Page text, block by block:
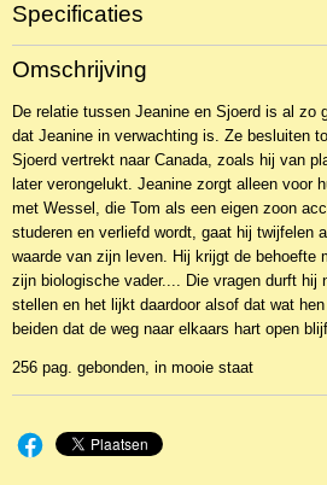
Specificaties
Productcode
NBKAb-4698
EAN code
9789055514175
Omschrijving
De relatie tussen Jeanine en Sjoerd is al zo
dat Jeanine in verwachting is. Ze besluiten
Sjoerd vertrekt naar Canada, zoals hij van
later verongelukt. Jeanine zorgt alleen voor
met Wessel, die Tom als een eigen zoon
studeren en verliefd wordt, gaat hij twijfelen
waarde van zijn leven. Hij krijgt de behoefte
zijn biologische vader.... Die vragen durft hij
stellen en het lijkt daardoor alsof dat wat
beiden dat de weg naar elkaars hart open
256 pag. gebonden, in mooie staat